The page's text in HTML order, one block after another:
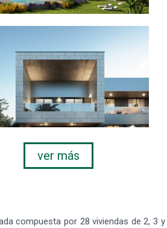
ver más
compuesta por 28 viviendas de 2,